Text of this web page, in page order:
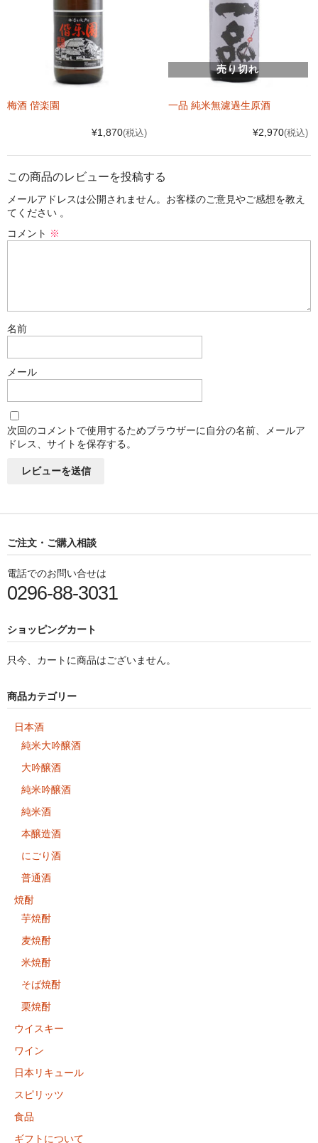
梅酒 偕楽園
¥1,870(税込)
売り切れ
一品 純米無濾過生原酒
¥2,970(税込)
この商品のレビューを投稿する
メールアドレスは公開されません。お客様のご意見やご感想を教え
てください 。
コメント ※
名前
メール
次回のコメントで使用するためブラウザーに自分の名前、メールア
ドレス、サイトを保存する。
ご注文・ご購入相談
電話でのお問い合せは
0296-88-3031
ショッピングカート
只今、カートに商品はございません。
商品カテゴリー
日本酒
純米大吟醸酒
大吟醸酒
純米吟醸酒
純米酒
本醸造酒
にごり酒
普通酒
焼酎
芋焼酎
麦焼酎
米焼酎
そば焼酎
栗焼酎
ウイスキー
ワイン
日本リキュール
スピリッツ
食品
ギフトについて